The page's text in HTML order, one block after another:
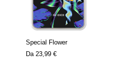
Special Flower
Da 23,99 €